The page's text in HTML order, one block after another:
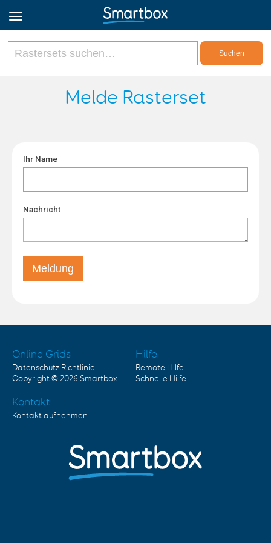
Online Grids
Melde Rasterset
Ihr Name
Nachricht
Online Grids
Datenschutz Richtlinie
Copyright © 2026 Smartbox
Hilfe
Remote Hilfe
Schnelle Hilfe
Kontakt
Kontakt aufnehmen